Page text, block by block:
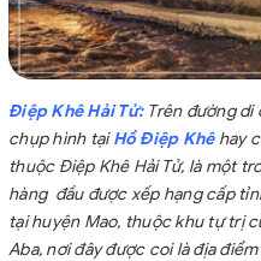
Điệp Khê Hải Tử: Trên đường
chụp hình tạiHồ Điệp Khê hay
thuộc Điệp Khê Hải Tử, là một
hàng đầu được xếp hạng cấp
tại huyện Mao, thuộc khu tự trị
Aba, nơi đây được coi là địa